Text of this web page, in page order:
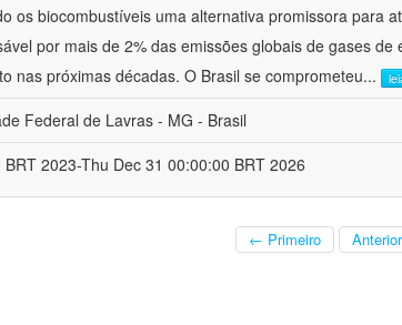
os biocombustíveis uma alternativa promissora para
por mais de 2% das emissões globais de gases de
nas próximas décadas. O Brasil se comprometeu...
Federal de Lavras - MG - Brasil
2023-Thu Dec 31 00:00:00 BRT 2026
← Primeiro Anterior